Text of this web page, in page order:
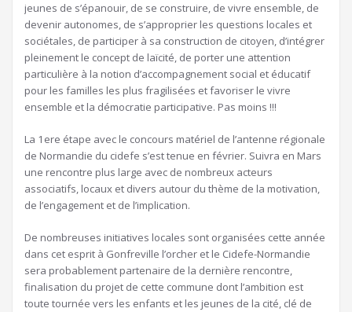
jeunes de s’épanouir, de se construire, de vivre ensemble, de
devenir autonomes, de s’approprier les questions locales et
sociétales, de participer à sa construction de citoyen, d’intégrer
pleinement le concept de laïcité, de porter une attention
particulière à la notion d’accompagnement social et éducatif
pour les familles les plus fragilisées et favoriser le vivre
ensemble et la démocratie participative. Pas moins !!!
La 1ere étape avec le concours matériel de l’antenne régionale
de Normandie du cidefe s’est tenue en février. Suivra en Mars
une rencontre plus large avec de nombreux acteurs
associatifs, locaux et divers autour du thème de la motivation,
de l’engagement et de l’implication.
De nombreuses initiatives locales sont organisées cette année
dans cet esprit à Gonfreville l’orcher et le Cidefe-Normandie
sera probablement partenaire de la dernière rencontre,
finalisation du projet de cette commune dont l’ambition est
toute tournée vers les enfants et les jeunes de la cité, clé de